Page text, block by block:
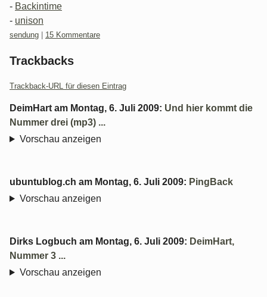
- Backintime
- unison
Kategorien:
sendung 15 Kommentare
Trackbacks
Trackback-URL für diesen Eintrag
DeimHart am Montag, 6. Juli 2009: Und hier kommt die
Nummer drei (mp3) ...
Vorschau anzeigen
ubuntublog.ch am Montag, 6. Juli 2009: PingBack
Vorschau anzeigen
Dirks Logbuch am Montag, 6. Juli 2009: DeimHart,
Nummer 3 ...
Vorschau anzeigen